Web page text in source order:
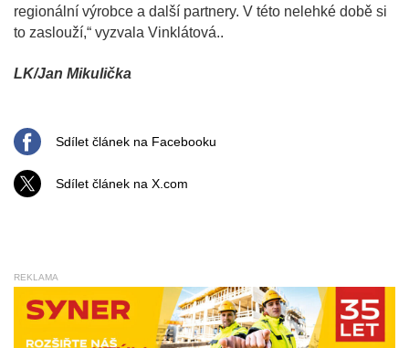
regionální výrobce a další partnery. V této nelehké době si
to zaslouží,“ vyzvala Vinklátová..
LK/Jan Mikulička
Sdílet článek na Facebooku
Sdílet článek na X.com
REKLAMA